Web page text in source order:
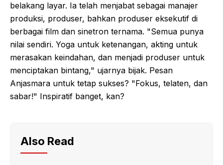
belakang layar. Ia telah menjabat sebagai manajer
produksi, produser, bahkan produser eksekutif di
berbagai film dan sinetron ternama. "Semua punya
nilai sendiri. Yoga untuk ketenangan, akting untuk
merasakan keindahan, dan menjadi produser untuk
menciptakan bintang," ujarnya bijak. Pesan
Anjasmara untuk tetap sukses? "Fokus, telaten, dan
sabar!" Inspiratif banget, kan?
Also Read